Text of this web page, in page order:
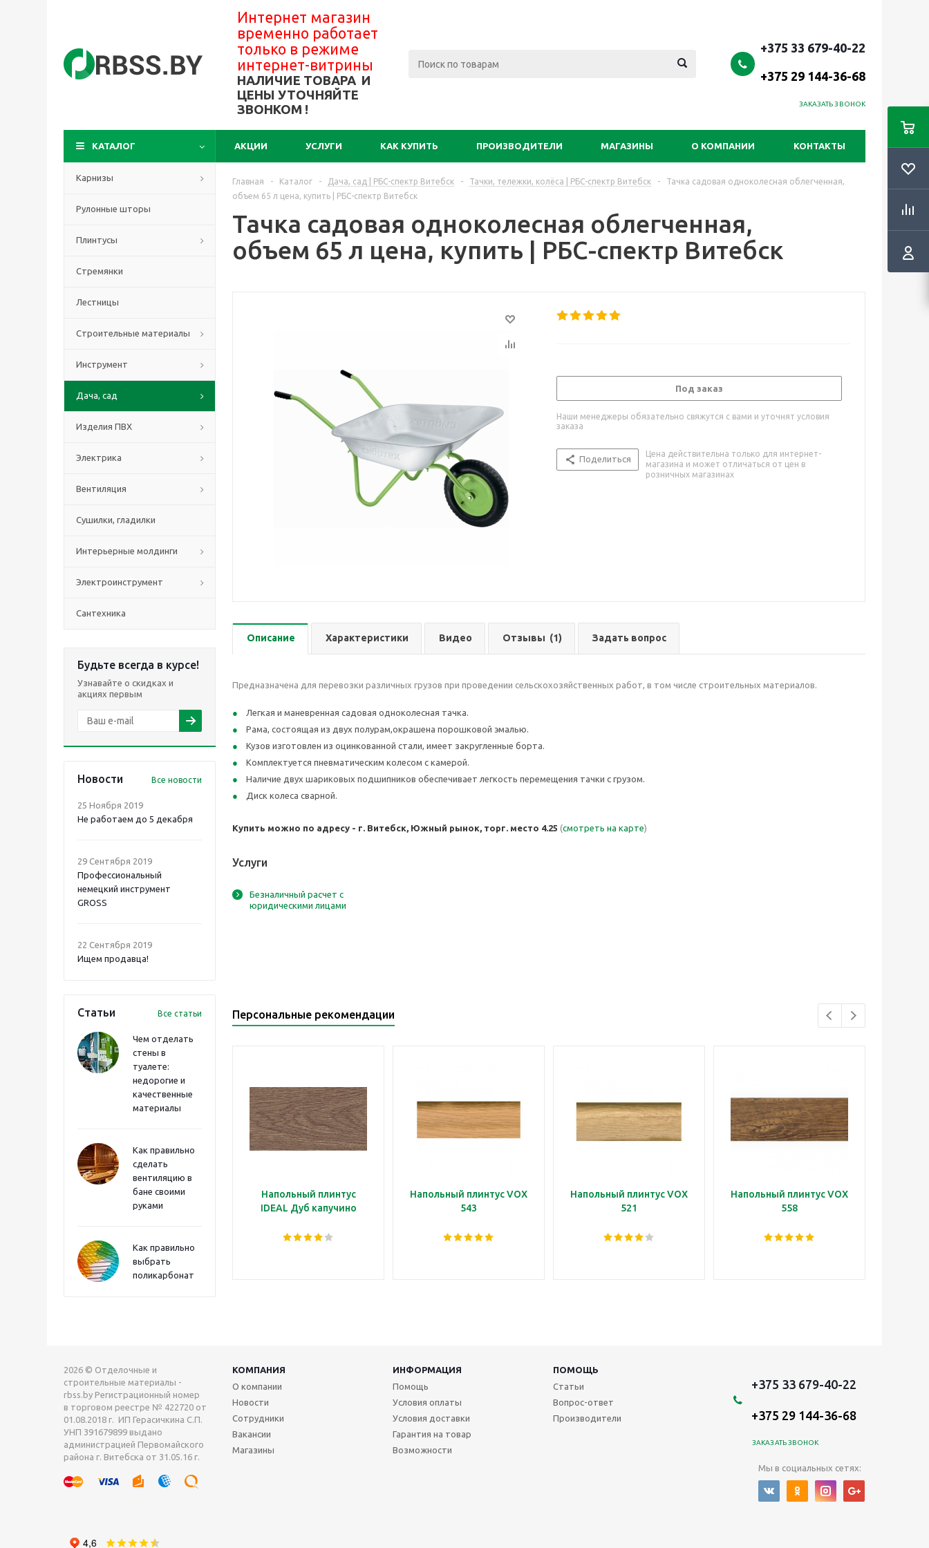
Интернет магазин
временно работает
только в режиме
интернет-витрины
НАЛИЧИЕ ТОВАРА И
ЦЕНЫ УТОЧНЯЙТЕ
ЗВОНКОМ !
+375 33 679-40-22
+375 29 144-36-68
ЗАКАЗАТЬ ЗВОНОК
КАТАЛОГ АКЦИИ УСЛУГИ КАК КУПИТЬ ПРОИЗВОДИТЕЛИ МАГАЗИНЫ О КОМПАНИИ КОНТАКТЫ
Карнизы
Рулонные шторы
Плинтусы
Стремянки
Лестницы
Строительные материалы
Инструмент
Дача, сад
Изделия ПВХ
Электрика
Вентиляция
Сушилки, гладилки
Интерьерные молдинги
Электроинструмент
Сантехника
Будьте всегда в курсе!
Узнавайте о скидках и
акциях первым
Новости Все новости
25 Ноября 2019
Не работаем до 5 декабря
29 Сентября 2019
Профессиональный
немецкий инструмент
GROSS
22 Сентября 2019
Ищем продавца!
Статьи Все статьи
Чем отделать
стены в
туалете:
недорогие и
качественные
материалы
Как правильно
сделать
вентиляцию в
бане своими
руками
Как правильно
выбрать
поликарбонат
Главная - Каталог - Дача, сад | РБС-спектр Витебск - Тачки, тележки, колёса | РБС-спектр Витебск -
Тачка садовая одноколесная облегченная,
объем 65 л цена, купить | РБС-спектр Витебск
Тачка садовая одноколесная облегченная,
объем 65 л цена, купить | РБС-спектр Витебск
Под заказ
Наши менеджеры обязательно свяжутся с вами и уточнят условия
заказа
Поделиться
Цена действительна только для интернет-
магазина и может отличаться от цен в
розничных магазинах
Описание Характеристики Видео Отзывы (1) Задать вопрос
Предназначена для перевозки различных грузов при проведении сельскохозяйственных работ, в том числе строительных материалов.
Легкая и маневренная садовая одноколесная тачка.
Рама, состоящая из двух полурам,окрашена порошковой эмалью.
Кузов изготовлен из оцинкованной стали, имеет закругленные борта.
Комплектуется пневматическим колесом с камерой.
Наличие двух шариковых подшипников обеспечивает легкость перемещения тачки с грузом.
Диск колеса сварной.
Купить можно по адресу - г. Витебск, Южный рынок, торг. место 4.25 (смотреть на карте)
Услуги
Безналичный расчет с
юридическими лицами
Персональные рекомендации
Напольный плинтус
IDEAL Дуб капучино
Напольный плинтус VOX
543
Напольный плинтус VOX
521
Напольный плинтус VOX
558
2026 © Отделочные и
строительные материалы -
rbss.by Регистрационный номер
в торговом реестре № 422720 от
01.08.2018 г. ИП Герасичкина С.П.
УНП 391679899 выдано
администрацией Первомайского
района г. Витебска от 31.05.16 г.
КОМПАНИЯ ИНФОРМАЦИЯ
ПОМОЩЬ
О компании
Новости
Сотрудники
Вакансии
Магазины
Помощь
Условия оплаты
Условия доставки
Гарантия на товар
Возможности
Статьи
Вопрос-ответ
Производители
+375 33 679-40-22
+375 29 144-36-68
ЗАКАЗАТЬ ЗВОНОК
Мы в социальных сетях: